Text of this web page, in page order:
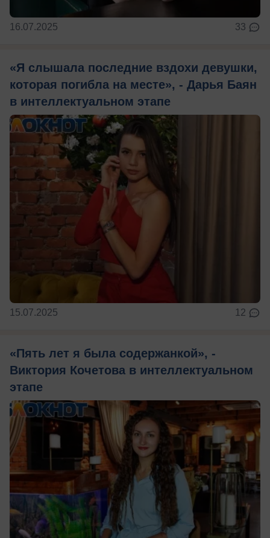
16.07.2025 33
«Я слышала последние вздохи девушки,
которая погибла на месте», - Дарья Баян
в интеллектуальном этапе
15.07.2025 12
«Пять лет я была содержанкой», -
Виктория Кочетова в интеллектуальном
этапе